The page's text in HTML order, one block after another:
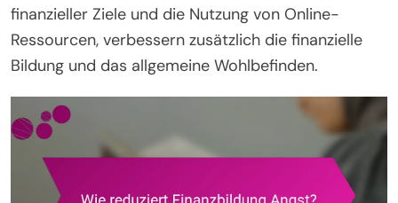
finanzieller Ziele und die Nutzung von Online-
Ressourcen, verbessern zusätzlich die finanzielle
Bildung und das allgemeine Wohlbefinden.